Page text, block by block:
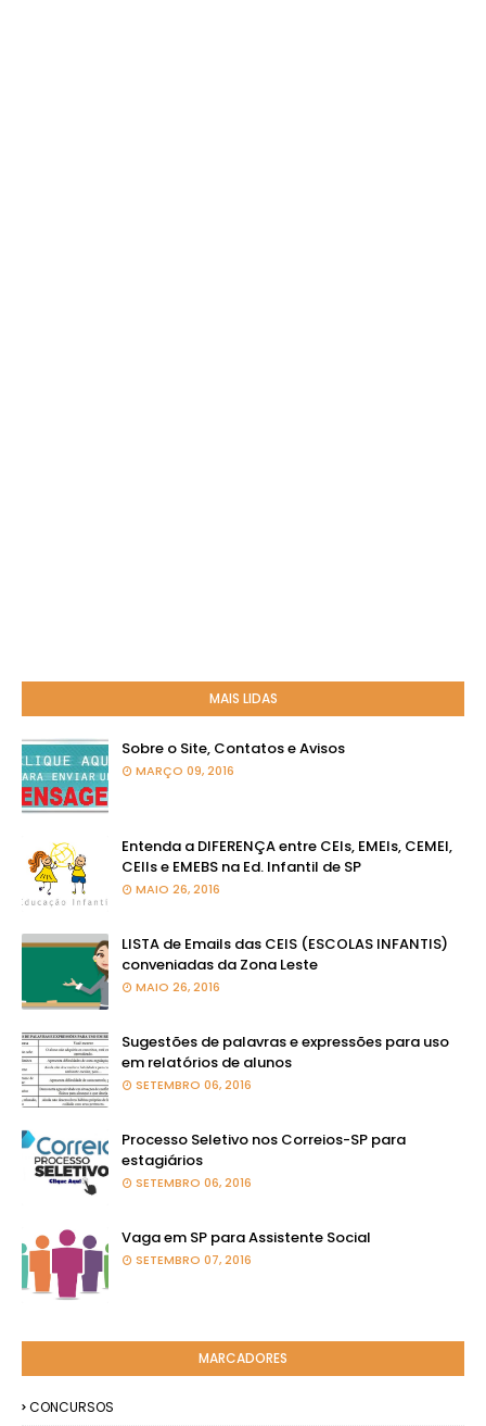
MAIS LIDAS
Sobre o Site, Contatos e Avisos
MARÇO 09, 2016
Entenda a DIFERENÇA entre CEIs, EMEIs, CEMEI,
CEIIs e EMEBS na Ed. Infantil de SP
MAIO 26, 2016
LISTA de Emails das CEIS (ESCOLAS INFANTIS)
conveniadas da Zona Leste
MAIO 26, 2016
Sugestões de palavras e expressões para uso
em relatórios de alunos
SETEMBRO 06, 2016
Processo Seletivo nos Correios-SP para
estagiários
SETEMBRO 06, 2016
Vaga em SP para Assistente Social
SETEMBRO 07, 2016
MARCADORES
CONCURSOS